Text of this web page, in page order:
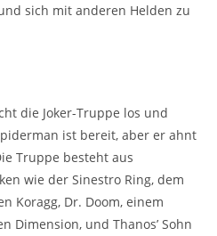
sich mit anderen Helden zu
die Joker-Truppe los und
ist bereit, aber er ahnt
Truppe besteht aus
wie der Sinestro Ring, dem
Koragg, Dr. Doom, einem
Dimension, und Thanos’ Sohn